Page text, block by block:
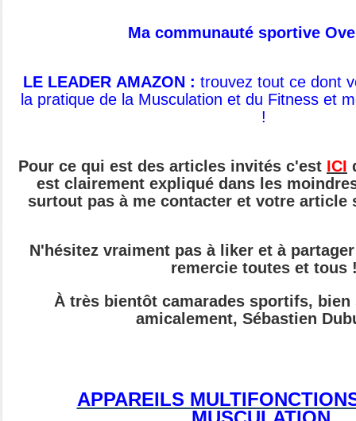
Ma communauté sportive
LE LEADER AMAZON : trouvez tout ce dont
la pratique de la Musculation et du Fitness et
!
Pour ce qui est des articles invités c'est ICI
est clairement expliqué dans les
surtout pas à me contacter et votre article
N'hésitez vraiment pas à liker et à
remercie toutes et tous
À très bientôt camarades sportifs,
amicalement, Sébastien
APPAREILS